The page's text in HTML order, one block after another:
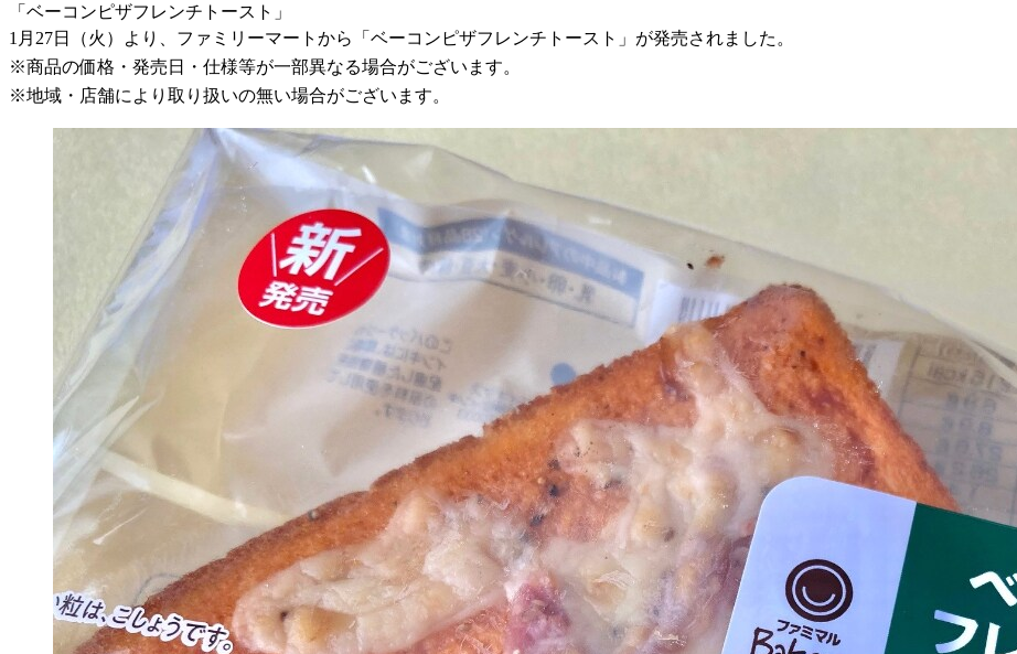
「ベーコンピザフレンチトースト」
1月27日（火）より、ファミリーマートから「ベーコンピザフレンチトースト」が発売されました。
※商品の価格・発売日・仕様等が一部異なる場合がございます。
※地域・店舗により取り扱いの無い場合がございます。